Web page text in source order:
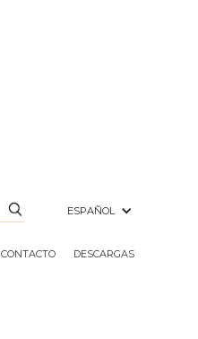
ESPAÑOL
CONTACTO DESCARGAS